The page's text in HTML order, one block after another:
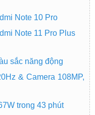
Note 10 Pro
Note 11 Pro Plus
sắc năng động
& Camera 108MP,
trong 43 phút